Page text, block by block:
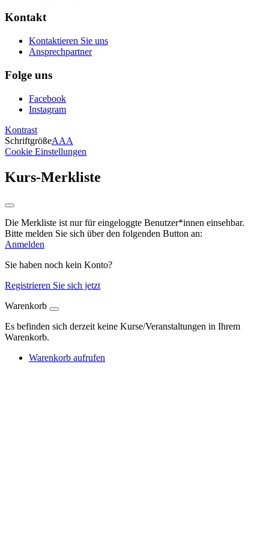
Kontakt
Kontaktieren Sie uns
Ansprechpartner
Folge uns
Facebook
Instagram
Kontrast
SchriftgrößeAAA
Cookie Einstellungen
Kurs-Merkliste
Die Merkliste ist nur für eingeloggte Benutzer*innen einsehbar.
Bitte melden Sie sich über den folgenden Button an:
Anmelden
Sie haben noch kein Konto?
Registrieren Sie sich jetzt
Warenkorb
Es befinden sich derzeit keine Kurse/Veranstaltungen in Ihrem
Warenkorb.
Warenkorb aufrufen